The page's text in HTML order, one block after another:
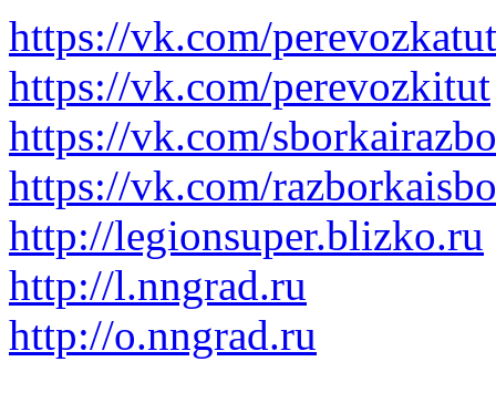
https://vk.com/perevozkatut
https://vk.com/perevozkitut
https://vk.com/
https://vk.com/
http://legionsuper.blizko.ru
http://l.nngrad.ru
http://o.nngrad.ru